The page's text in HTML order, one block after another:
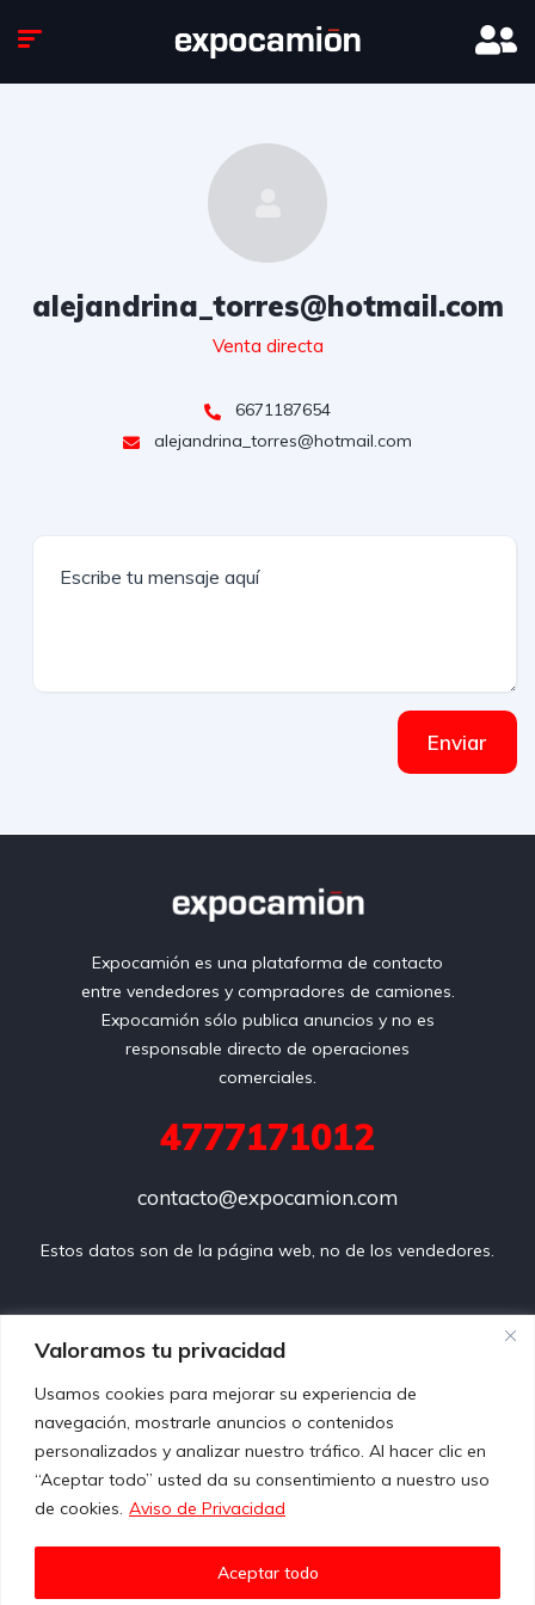
Valoramos tu privacidad
Usamos cookies para mejorar su experiencia de
navegación, mostrarle anuncios o contenidos
personalizados y analizar nuestro tráfico. Al hacer clic en
“Aceptar todo” usted da su consentimiento a nuestro uso
de cookies. Aviso de Privacidad
Aceptar todo
alejandrina_torres@hotmail.com
Venta directa
6671187654
alejandrina_torres@hotmail.com
Enviar
Expocamión es una plataforma de contacto
entre vendedores y compradores de camiones.
Expocamión sólo publica anuncios y no es
responsable directo de operaciones
comerciales.
4777171012
contacto@expocamion.com
Estos datos son de la página web, no de los vendedores.
Preguntas frecuentes
Aviso de privacidad
Propiedad Intelectual
Términos y condiciones